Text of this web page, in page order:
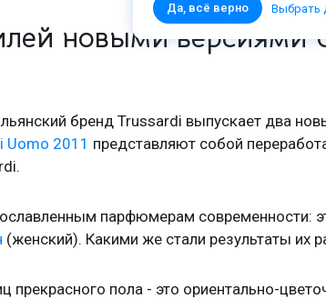
Да, всё верно Выбрать
новыми версиями
бренд Trussardi выпускает два
Uomo 2011 представляют собой
парфюмерам современности:
(женский). Какими же стали результаты их
прекрасного пола - это ориентально-